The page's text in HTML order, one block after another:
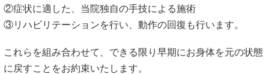
②症状に適した、当院独自の手技による施術
③リハビリテーションを行い、動作の回復も行います。
これらを組み合わせて、できる限り早期にお身体を元の状態
に戻すことをお約束いたします。